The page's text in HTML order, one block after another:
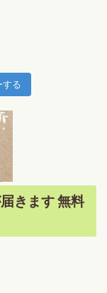
する
きます 無料